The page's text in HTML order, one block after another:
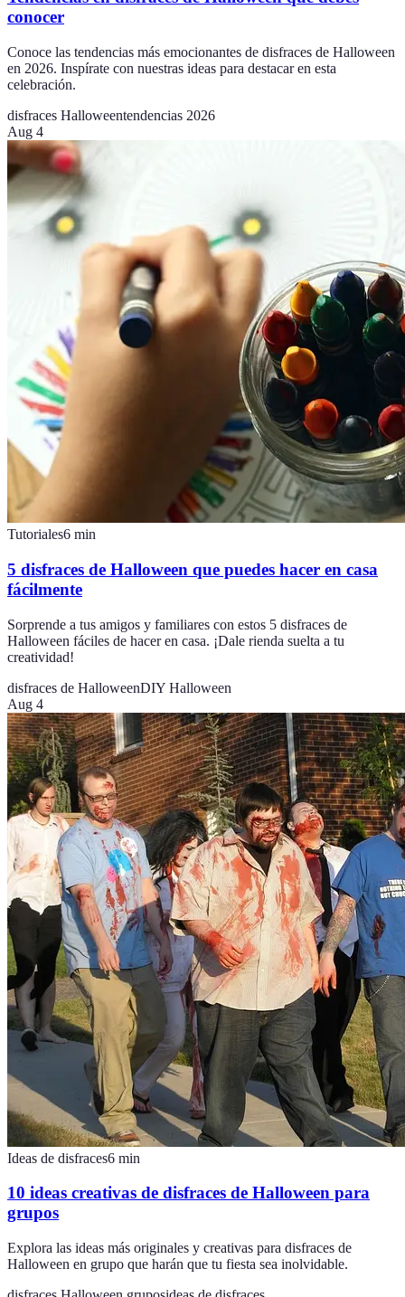
conocer
Conoce las tendencias más emocionantes de disfraces de Halloween
en 2026. Inspírate con nuestras ideas para destacar en esta
celebración.
disfraces Halloweentendencias 2026
Aug 4
Tutoriales6 min
5 disfraces de Halloween que puedes hacer en casa
fácilmente
Sorprende a tus amigos y familiares con estos 5 disfraces de
Halloween fáciles de hacer en casa. ¡Dale rienda suelta a tu
creatividad!
disfraces de HalloweenDIY Halloween
Aug 4
Ideas de disfraces6 min
10 ideas creativas de disfraces de Halloween para
grupos
Explora las ideas más originales y creativas para disfraces de
Halloween en grupo que harán que tu fiesta sea inolvidable.